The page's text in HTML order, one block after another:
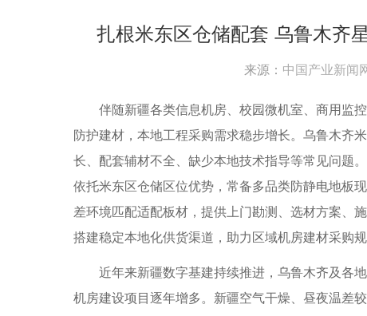
扎根米东区仓储配套 乌鲁木齐
来源： 中国产业新闻
伴随新疆各类信息机房、校园微机室、商用监控
防护建材，本地工程采购需求稳步增长。乌鲁木齐
长、配套辅材不全、缺少本地技术指导等常见问题
依托米东区仓储区位优势，常备多品类防静电地板
差环境匹配适配板材，提供上门勘测、选材方案、
搭建稳定本地化供货渠道，助力区域机房建材采购规
近年来新疆数字基建持续推进，乌鲁木齐及各地
机房建设项目逐年增多。新疆空气干燥、昼夜温差